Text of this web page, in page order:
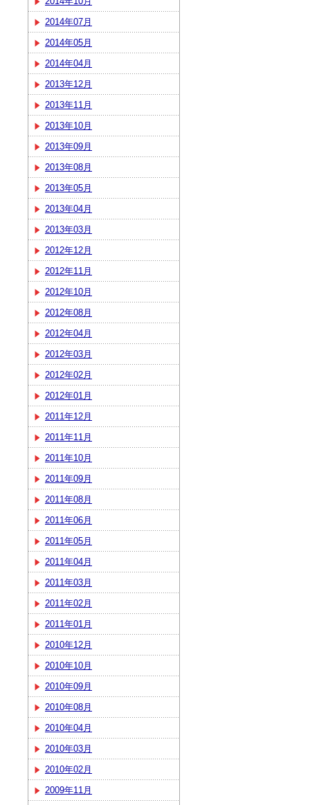
2014年07月
2014年05月
2014年04月
2013年12月
2013年11月
2013年10月
2013年09月
2013年08月
2013年05月
2013年04月
2013年03月
2012年12月
2012年11月
2012年10月
2012年08月
2012年04月
2012年03月
2012年02月
2012年01月
2011年12月
2011年11月
2011年10月
2011年09月
2011年08月
2011年06月
2011年05月
2011年04月
2011年03月
2011年02月
2011年01月
2010年12月
2010年10月
2010年09月
2010年08月
2010年04月
2010年03月
2010年02月
2009年11月